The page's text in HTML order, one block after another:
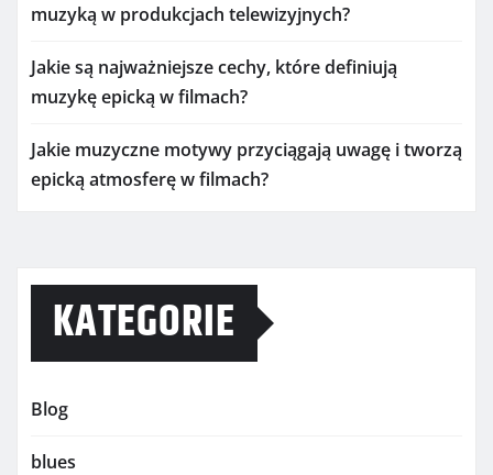
muzyką w produkcjach telewizyjnych?
Jakie są najważniejsze cechy, które definiują
muzykę epicką w filmach?
Jakie muzyczne motywy przyciągają uwagę i tworzą
epicką atmosferę w filmach?
KATEGORIE
Blog
blues